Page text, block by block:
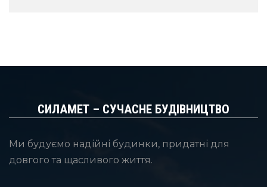
СИЛАМЕТ – СУЧАСНЕ БУДІВНИЦТВО
Ми будуємо надійні будинки, придатні для
довгого та щасливого життя.